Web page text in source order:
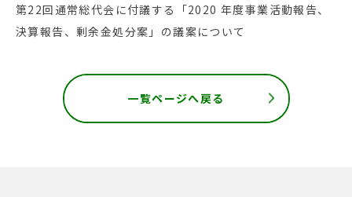
第22回通常総代会に付議する「2020 年度事業活動報告、
決算報告、剰余金処分案」の議案について
一覧ページへ戻る